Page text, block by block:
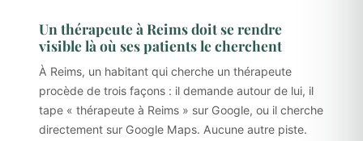
Un thérapeute à Reims doit se rendre
visible là où ses patients le cherchent
À Reims, un habitant qui cherche un thérapeute
procède de trois façons : il demande autour de lui, il
tape « thérapeute à Reims » sur Google, ou il cherche
directement sur Google Maps. Aucune autre piste.